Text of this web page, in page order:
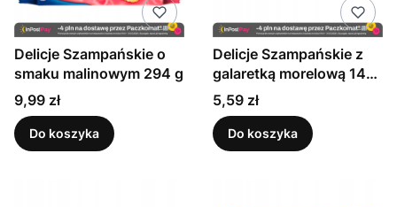
Delicje Szampańskie o
smaku malinowym 294 g
Cena
9,99 zł
Do koszyka
Delicje Szampańskie z
galaretką morelową 147
g
Cena
5,59 zł
Do koszyka